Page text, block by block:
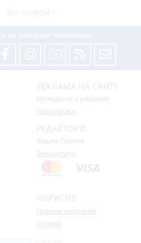
РЕКЛАМА НА САЙТІ
Менеджер з реклами
Звернутися
РЕДАКТОРИ
Вадим Павлов
Звернутися
КОРИСНЕ
Новини компаній
Огляди